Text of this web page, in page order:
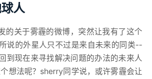
人
的关于雾霾的微博，突然让我有了这个
说的外星人只不过是来自未来的同类--
到现在来寻找解决问题的办法的未来人
想法呢？sherry同学说，或许雾霾会让